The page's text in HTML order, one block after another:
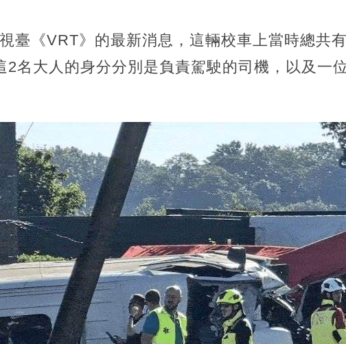
臺《VRT》的最新消息，這輛校車上當時總共
2名大人的身分分別是負責駕駛的司機，以及一